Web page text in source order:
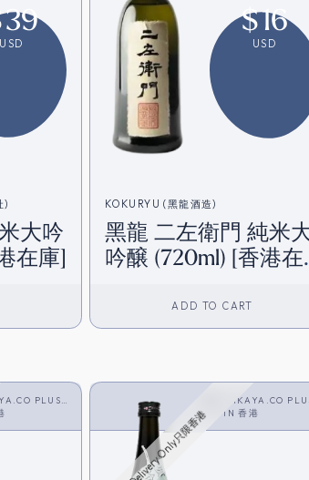
39
USD
)
大吟
在庫]
$16
USD
KOKURYU (黑龍酒造)
黑龍 二左衛門 純米
吟醸 (720ml) [香港在
ADD TO CART
PLUS
SAKAYA.CO
<SAKE>
IN香港
HK Delivery Only只限香港